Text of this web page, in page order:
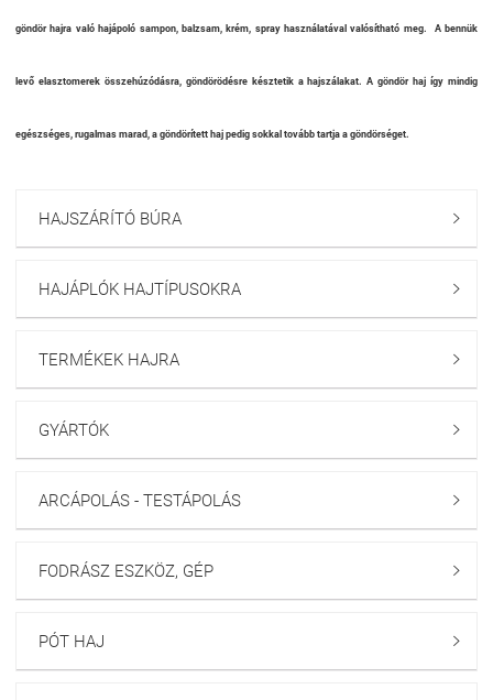
göndör hajra való hajápoló sampon, balzsam, krém, spray használatával valósítható meg. A bennük
levő elasztomerek összehúzódásra, göndörödésre késztetik a hajszálakat.A göndör haj így mindig
egészséges, rugalmas marad, a göndörített haj pedig sokkal tovább tartja a göndörséget.
HAJSZÁRÍTÓ BÚRA 
HAJÁPLÓK HAJTÍPUSOKRA 
TERMÉKEK HAJRA 
GYÁRTÓK 
ARCÁPOLÁS - TESTÁPOLÁS 
FODRÁSZ ESZKÖZ, GÉP 
PÓT HAJ 